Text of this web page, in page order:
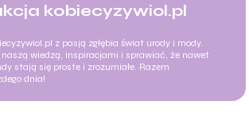
kobiecyzywiol.pl
z pasją zgłębia świat urody i mody.
wiedzą, inspiracjami i sprawiać, że nawet
stają się proste i zrozumiałe. Razem
dnia!